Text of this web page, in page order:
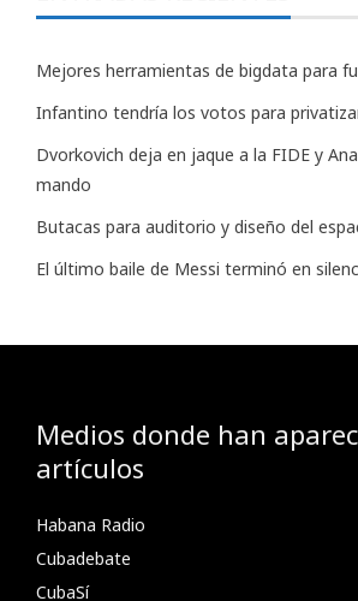
Mejores herramientas de bigdata para
Infantino tendría los votos para
Dvorkovich deja en jaque a la FIDE y
mando
Butacas para auditorio y diseño del
El último baile de Messi terminó en
Medios donde han
artículos
Habana Radio
Cubadebate
CubaSí